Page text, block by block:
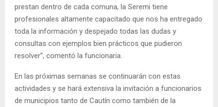
prestan dentro de cada comuna, la Seremi tiene
profesionales altamente capacitado que nos ha entregado
toda la información y despejado todas las dudas y
consultas con ejemplos bien prácticos que pudieron
resolver”, comentó la funcionaria.
En las próximas semanas se continuarán con estas
actividades y se hará extensiva la invitación a funcionarios
de municipios tanto de Cautín como también de la